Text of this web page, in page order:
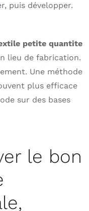
puis développer.
petite quantite
lieu de fabrication.
Une méthode
plus efficace
sur des bases
le bon